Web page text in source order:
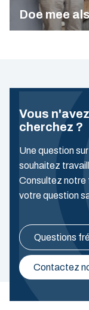
Doe mee
Vous
cherchez ?
Une question
souhaitez
Consultez notre
votre question
Questions
Contactez